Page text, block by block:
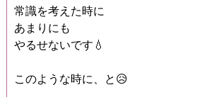
常識を考えた時に
あまりにも
やるせないです💧
このような時に、と😥